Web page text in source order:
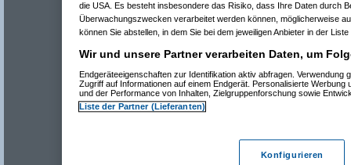
die USA. Es besteht insbesondere das Risiko, dass Ihre Daten durch
Überwachungszwecken verarbeitet werden können, möglicherweise
können Sie abstellen, in dem Sie bei dem jeweiligen Anbieter in der
Wir und unsere Partner verarbeiten Daten, um
Endgeräteeigenschaften zur Identifikation aktiv abfragen. Verwendung
Zugriff auf Informationen auf einem Endgerät. Personalisierte Werbung
und der Performance von Inhalten, Zielgruppenforschung sowie
Liste der Partner (Lieferanten)
Konfigurieren